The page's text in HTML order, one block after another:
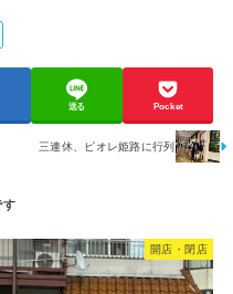
送る Pocket
三連休、ピオレ姫路に行列
開店・閉店